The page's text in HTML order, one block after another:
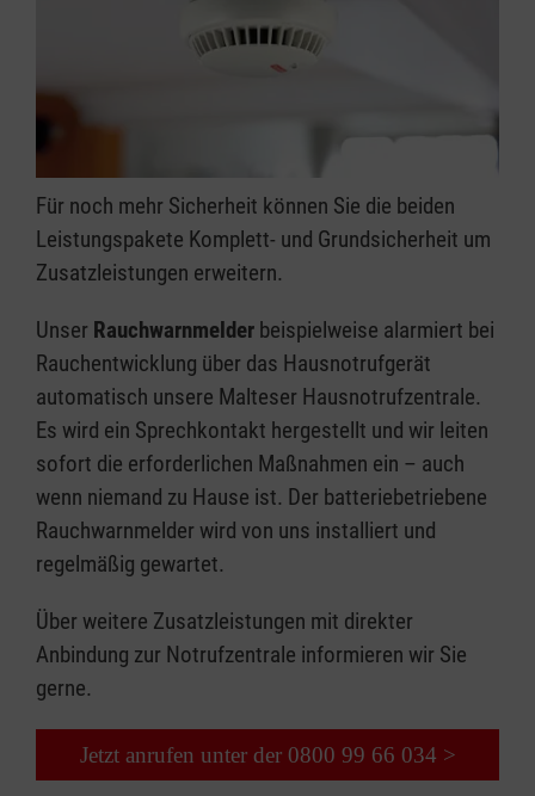
Für noch mehr Sicherheit können Sie die beiden
Leistungspakete Komplett- und Grundsicherheit um
Zusatzleistungen erweitern.
Unser Rauchwarnmelder beispielweise alarmiert bei
Rauchentwicklung über das Hausnotrufgerät
automatisch unsere Malteser Hausnotrufzentrale.
Es wird ein Sprechkontakt hergestellt und wir leiten
sofort die erforderlichen Maßnahmen ein – auch
wenn niemand zu Hause ist. Der batteriebetriebene
Rauchwarnmelder wird von uns installiert und
regelmäßig gewartet.
Über weitere Zusatzleistungen mit direkter
Anbindung zur Notrufzentrale informieren wir Sie
gerne.
Jetzt anrufen unter der 0800 99 66 034 >